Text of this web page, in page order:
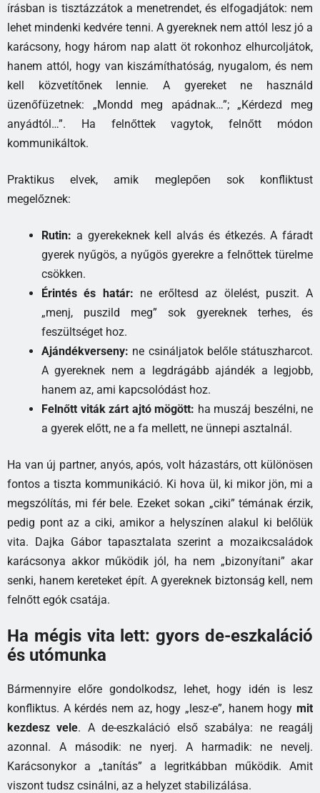
írásban is tisztázzátok a menetrendet, és elfogadjátok: nem
lehet mindenki kedvére tenni. A gyereknek nem attól lesz jó a
karácsony, hogy három nap alatt öt rokonhoz elhurcoljátok,
hanem attól, hogy van kiszámíthatóság, nyugalom, és nem
kell közvetítőnek lennie. A gyereket ne használd
üzenőfüzetnek: „Mondd meg apádnak…”; „Kérdezd meg
anyádtól…”. Ha felnőttek vagytok, felnőtt módon
kommunikáltok.
Praktikus elvek, amik meglepően sok konfliktust
megelőznek:
Rutin: a gyerekeknek kell alvás és étkezés. A fáradt
gyerek nyűgös, a nyűgös gyerekre a felnőttek türelme
csökken.
Érintés és határ: ne erőltesd az ölelést, puszit. A
„menj, puszild meg” sok gyereknek terhes, és
feszültséget hoz.
Ajándékverseny: ne csináljatok belőle státuszharcot.
A gyereknek nem a legdrágább ajándék a legjobb,
hanem az, ami kapcsolódást hoz.
Felnőtt viták zárt ajtó mögött: ha muszáj beszélni, ne
a gyerek előtt, ne a fa mellett, ne ünnepi asztalnál.
Ha van új partner, anyós, após, volt házastárs, ott különösen
fontos a tiszta kommunikáció. Ki hova ül, ki mikor jön, mi a
megszólítás, mi fér bele. Ezeket sokan „ciki” témának érzik,
pedig pont az a ciki, amikor a helyszínen alakul ki belőlük
vita. Dajka Gábor tapasztalata szerint a mozaikcsaládok
karácsonya akkor működik jól, ha nem „bizonyítani” akar
senki, hanem kereteket épít. A gyereknek biztonság kell, nem
felnőtt egók csatája.
Ha mégis vita lett: gyors de-eszkaláció
és utómunka
Bármennyire előre gondolkodsz, lehet, hogy idén is lesz
konfliktus. A kérdés nem az, hogy „lesz-e”, hanem hogy mit
kezdesz vele. A de-eszkaláció első szabálya: ne reagálj
azonnal. A második: ne nyerj. A harmadik: ne nevelj.
Karácsonykor a „tanítás” a legritkábban működik. Amit
viszont tudsz csinálni, az a helyzet stabilizálása.